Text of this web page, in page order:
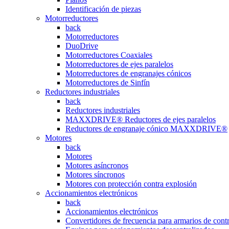
Identificación de piezas
Motorreductores
back
Motorreductores
DuoDrive
Motorreductores Coaxiales
Motorreductores de ejes paralelos
Motorreductores de engranajes cónicos
Motorreductores de Sinfín
Reductores industriales
back
Reductores industriales
MAXXDRIVE® Reductores de ejes paralelos
Reductores de engranaje cónico MAXXDRIVE®
Motores
back
Motores
Motores asíncronos
Motores síncronos
Motores con protección contra explosión
Accionamientos electrónicos
back
Accionamientos electrónicos
Convertidores de frecuencia para armarios de